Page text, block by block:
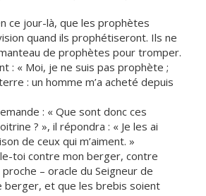
ce jour-là, que les prophètes
quand ils prophétiseront. Ils ne
de prophètes pour tromper.
: « Moi, je ne suis pas prophète ;
: un homme m’a acheté depuis
: « Que sont donc ces
? », il répondra : « Je les ai
de ceux qui m’aiment. »
toi contre mon berger, contre
proche – oracle du Seigneur de
berger, et que les brebis soient